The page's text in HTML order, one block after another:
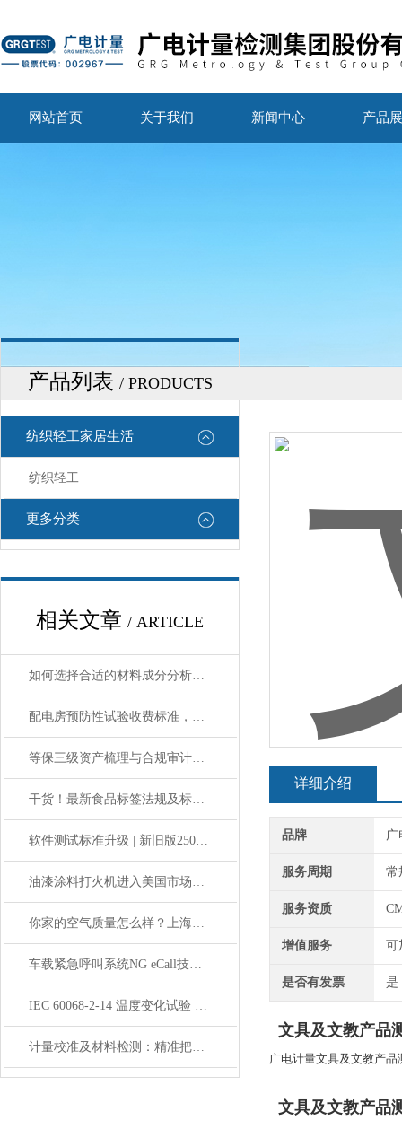
网站首页 关于我们 新闻中心 产品
产品列表 / PRODUCTS
纺织轻工家居生活
纺织轻工
更多分类
相关文章 / ARTICLE
如何选择合适的材料成分分析测试机构？
配电房预防性试验收费标准，高压柜/变压器/继电保护测试DL/T596
等保三级资产梳理与合规审计｜贴合保护要求
干货！最新食品标签法规及标准详解
软件测试标准升级 | 新旧版25000标准对比
油漆涂料打火机进入美国市场，合规检测要过几关？
你家的空气质量怎么样？上海室内空气质量检测来帮你
车载紧急呼叫系统NG eCall技术原理与测试要求
IEC 60068-2-14 温度变化试验 抵抗温度剧变的能力评估
计量校准及材料检测：精准把控，助力材料性能优化升级
详细介绍
品牌 广
服务周期 常
服务资质
增值服务 可
是否有发票 是
文具及文教产品
广电计量文具及文教产
文具及文教产品